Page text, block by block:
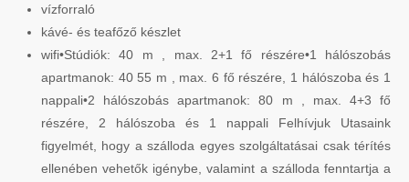
vízforraló
kávé- és teafőző készlet
wifi•Stúdiók: 40 m , max. 2+1 fő részére•1 hálószobás
apartmanok: 40 55 m , max. 6 fő részére, 1 hálószoba és 1
nappali•2 hálószobás apartmanok: 80 m , max. 4+3 fő
részére, 2 hálószoba és 1 nappali Felhívjuk Utasaink
figyelmét, hogy a szálloda egyes szolgáltatásai csak térítés
ellenében vehetők igénybe, valamint a szálloda fenntartja a